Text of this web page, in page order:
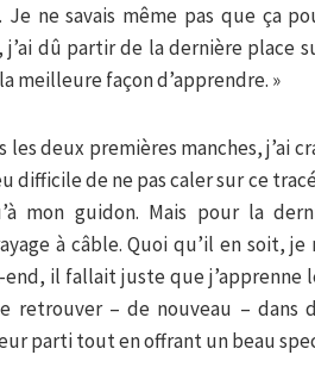
Je ne savais même pas que ça
j’ai dû partir de la dernière place
meilleure façon d’apprendre. »
les deux premières manches, j’ai
difficile de ne pas caler sur ce
mon guidon. Mais pour la
à câble. Quoi qu’il en soit,
il fallait juste que j’apprenne
retrouver – de nouveau – dans
parti tout en offrant un beau